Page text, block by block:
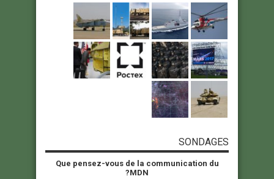
SONDAGES
Que pensez-vous de la communication du
MDN?